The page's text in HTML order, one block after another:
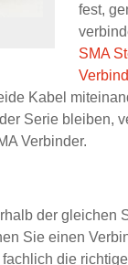
fest,
SMA
Kabel
Serie bleiben,
Verbinder.
der gleichen
Sie einen
die